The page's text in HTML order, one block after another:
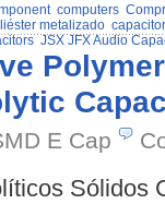
computers
metalizado
JSX JFX Audio
E Cap
Sólidos